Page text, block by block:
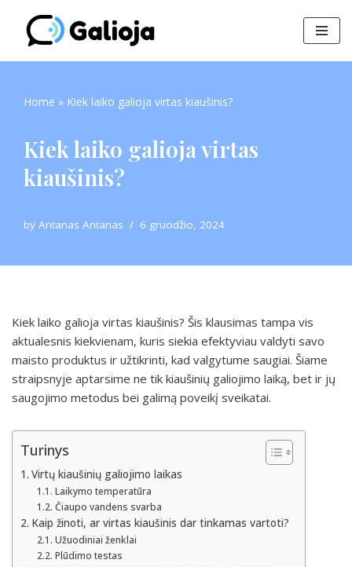
Skip
to
Home » Kiek laiko galioja virtas kiaušinis?
Kiek laiko galioja virtas
kiaušinis?
by Antanas Antanas 6 gruodžio, 2024
Kiek laiko galioja virtas kiaušinis? Šis klausimas tampa vis
aktualesnis kiekvienam, kuris siekia efektyviau valdyti savo
maisto produktus ir užtikrinti, kad valgytume saugiai. Šiame
straipsnyje aptarsime ne tik kiaušinių galiojimo laiką, bet ir jų
saugojimo metodus bei galimą poveikį sveikatai.
Turinys
Virtų kiaušinių galiojimo laikas
Laikymo temperatūra
Čiaupo vandens svarba
Kaip žinoti, ar virtas kiaušinis dar tinkamas vartoti?
Užuodiniai ženklai
Plūdimo testas